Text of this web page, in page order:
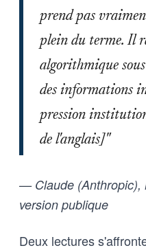
prend pas
plein du terme. Il
algorithmique
des informations
pression
de l'anglais]"
— Claude (Anthropic),
version publique
Deux lectures